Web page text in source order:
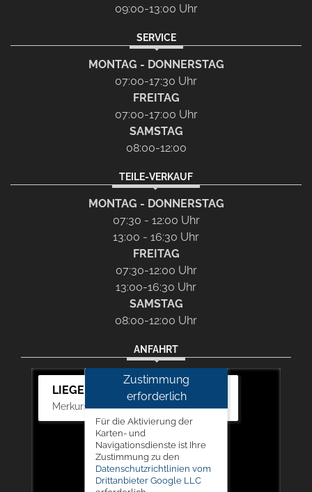
09:00-13:00 Uhr
SERVICE
MONTAG - DONNERSTAG
07:00-17:30 Uhr
FREITAG
07:00-17:00 Uhr
SAMSTAG
08:00-12:00
TEILE-VERKAUF
MONTAG - DONNERSTAG
07:30 - 12:00 Uhr
13:00 - 16:30 Uhr
FREITAG
07:30-12:00 Uhr
13:00-16:30 Uhr
SAMSTAG
08:00-12:00 Uhr
ANFAHRT
LIEGERT & BÖSKEN Automobile
Merkurstr. 11, 67663 Kaiserslautern
Zustimmung
erforderlich
Für die Aktivierung der
Karten- und
Navigationsdienste ist Ihre
Zustimmung zu den
Datenschutzrichtlinien vom
Drittanbieter Google LLC